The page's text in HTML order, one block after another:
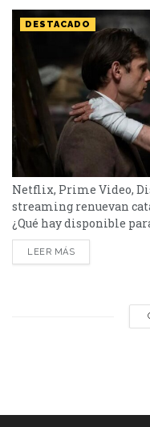
DESTACADO
Netflix, Prime Video,
streaming renuevan
¿Qué hay disponible
fuerte con una batería
producciones locales y
LEER MÁS